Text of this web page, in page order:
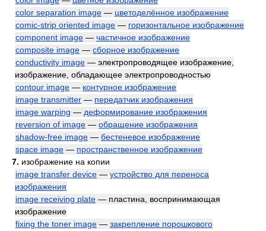
color separation image — цветоделённое изображение
comic-strip oriented image — горизонтальное изображение
component image — частичное изображение
composite image — сборное изображение
conductivity image — электропроводящее изображение,
изображение, обладающее электропроводностью
contour image — контурное изображение
image transmitter — передатчик изображения
image warping — деформирование изображения
reversion of image — обращение изображения
shadow-free image — бестеневое изображение
space image — пространственное изображение
7. изображение на копии
image transfer device — устройство для переноса
изображения
image receiving plate — пластина, воспринимающая
изображение
fixing the toner image — закрепление порошкового